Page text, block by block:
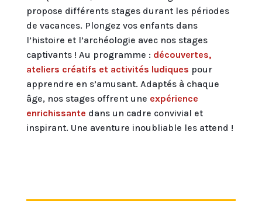
propose différents stages durant les périodes
de vacances. Plongez vos enfants dans
l’histoire et l’archéologie avec nos stages
captivants ! Au programme : découvertes,
ateliers créatifs et activités ludiques pour
apprendre en s’amusant. Adaptés à chaque
âge, nos stages offrent une expérience
enrichissante dans un cadre convivial et
inspirant. Une aventure inoubliable les attend !